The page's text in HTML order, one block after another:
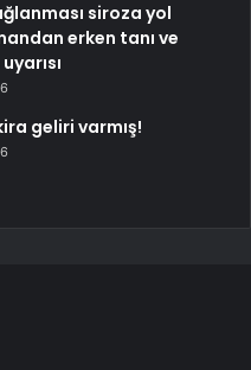
siroza yol
erken tanı ve
geliri varmış!